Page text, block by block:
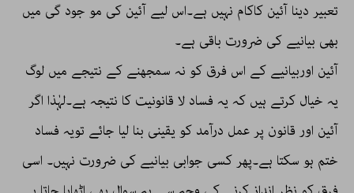
تعبیر دینا آئین کاکام نہیں ہے۔اس لیے آئین کی مو جود گی میں
بھی بیانیے کی ضرورت باقی ہے۔
آئین اوربیانیے کے اس فرق کو نہ سمجھنے کے نتیجے میں لوگ
یہ خیال کرتے ہیں کہ یہ فساد لا قانونیت کا نتیجہ ہے۔لہٰذا اگر
آئین اور قانون پر عمل درآمد کو یقینی بنا لیا جائے تویہ فساد
ختم ہو سکتا ہے۔پھر کسی جوابی بیانیے کی ضرورت نہیں۔ اسی